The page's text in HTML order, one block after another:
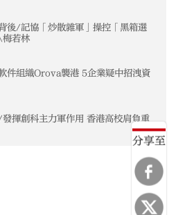
分享至
後/記協「炒散雜軍」操控「黑箱選
若林
織Orova襲港 5企業疑中招洩資
揮創科主力軍作用 香港高校肩負重